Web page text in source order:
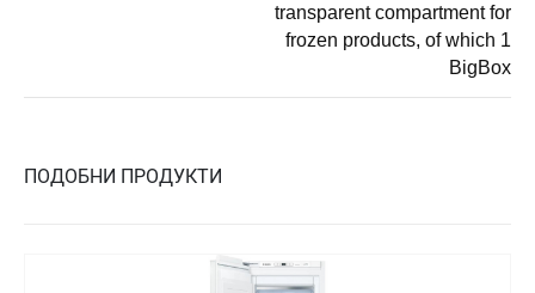
transparent compartment for
frozen products, of which 1
BigBox
ПОДОБНИ ПРОДУКТИ